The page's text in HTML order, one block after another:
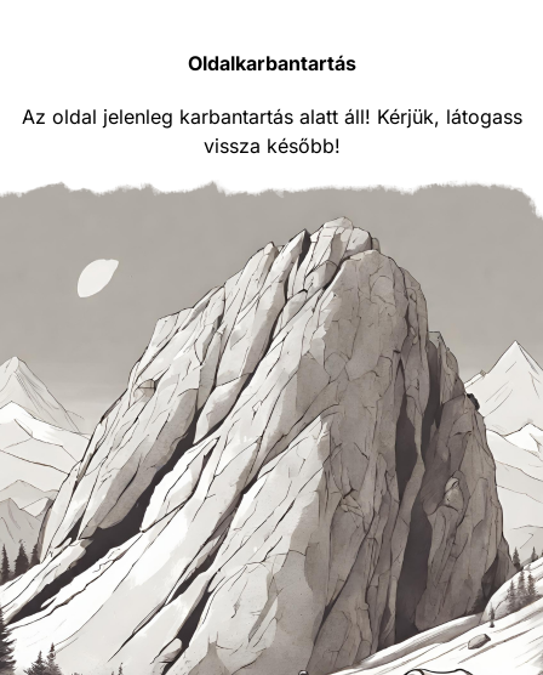
Oldalkarbantartás
Az oldal jelenleg karbantartás alatt áll! Kérjük, látogass
vissza később!